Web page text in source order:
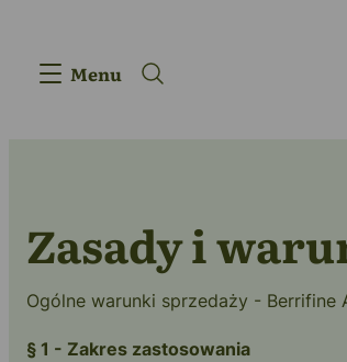
Menu
Zasady i
Ogólne warunki sprzedaży - Berrifine
§ 1 - Zakres zastosowania